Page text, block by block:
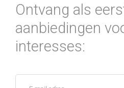
Ontvang als
aanbiedingen
interesses: